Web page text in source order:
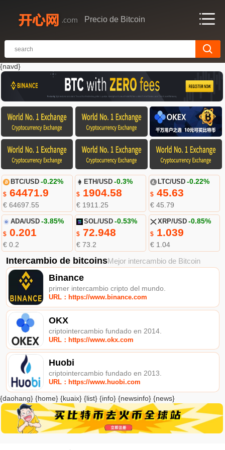
Precio de Bitcoin
{navd}
BTC/USD -0.22%
$64471.9
€ 64697.55
ETH/USD -0.3%
$ 1904.58
€ 1911.25
LTC/USD -0.22%
$45.63
€ 45.79
ADA/USD -3.85%
$0.201
€ 0.2
SOL/USD -0.53%
$ 72.948
€ 73.2
XRP/USD -0.85%
$1.039
€ 1.04
Intercambio de bitcoinsMejor intercambio de Bitcoin
Binance
primer intercambio cripto del mundo.
URL：https://www.binance.com
OKX
criptointercambio fundado en 2014.
URL：https://www.okx.com
Huobi
criptointercambio fundado en 2013.
URL：https://www.huobi.com
{daohang} {home} {kuaix} {list} {info} {newsinfo} {news}